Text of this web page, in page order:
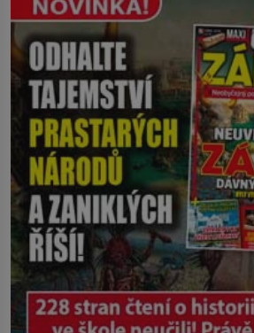
pohyb: tiše,
zachrčel starší
na břehu nebyl
mohl cokoliv